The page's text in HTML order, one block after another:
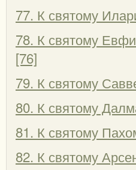
77. К святому
78. К святому
[76]
79. К святому
80. К святому
81. К святому
82. К святому